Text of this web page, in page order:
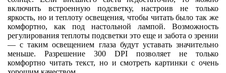
включить встроенную подсветку, настроив не только
яркость, но и теплоту освещения, чтобы читать было так же
комфортно, как под настольной лампой. Возможность
регулирования теплоты подсветки это еще и забота о зрении
— с таким освещением глаза будут уставать значительно
меньше. Разрешение 300 DPI позволяет не только
комфортно читать текст, но и смотреть картинки с очень